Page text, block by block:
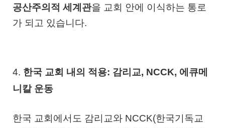
공산주의적 세계관을 교회 안에 이식하는 통로
가 되고 있습니다.
4. 한국 교회 내의 적용: 감리교, NCCK, 에큐메
니칼 운동
한국 교회에서도 감리교와 NCCK(한국기독교